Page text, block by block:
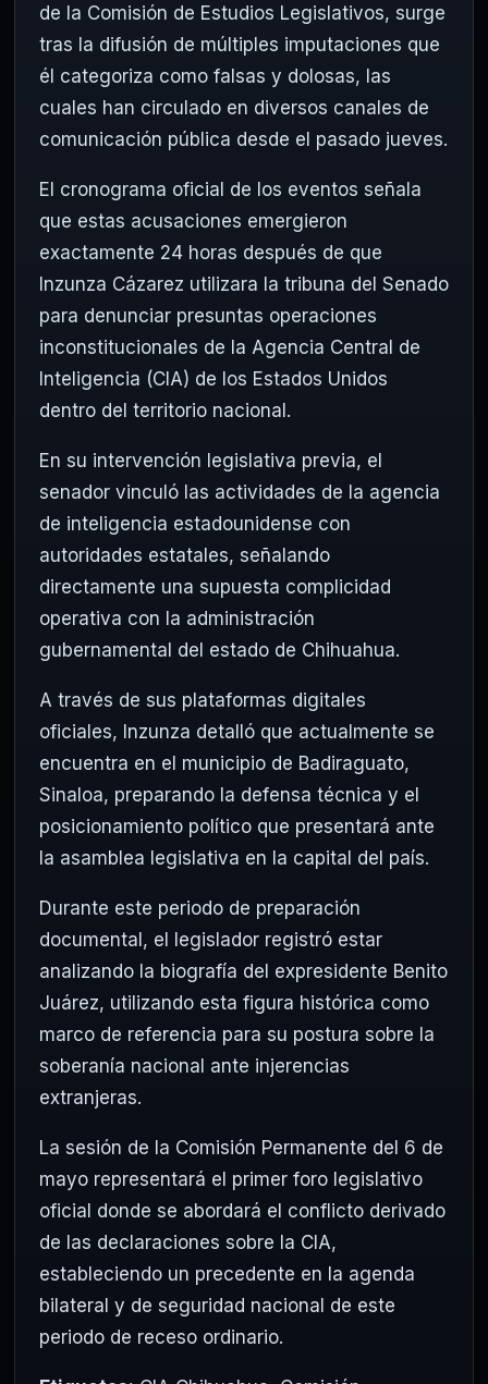
de la Comisión de Estudios Legislativos, surge
tras la difusión de múltiples imputaciones que
él categoriza como falsas y dolosas, las
cuales han circulado en diversos canales de
comunicación pública desde el pasado jueves.
El cronograma oficial de los eventos señala
que estas acusaciones emergieron
exactamente 24 horas después de que
Inzunza Cázarez utilizara la tribuna del Senado
para denunciar presuntas operaciones
inconstitucionales de la Agencia Central de
Inteligencia (CIA) de los Estados Unidos
dentro del territorio nacional.
En su intervención legislativa previa, el
senador vinculó las actividades de la agencia
de inteligencia estadounidense con
autoridades estatales, señalando
directamente una supuesta complicidad
operativa con la administración
gubernamental del estado de Chihuahua.
A través de sus plataformas digitales
oficiales, Inzunza detalló que actualmente se
encuentra en el municipio de Badiraguato,
Sinaloa, preparando la defensa técnica y el
posicionamiento político que presentará ante
la asamblea legislativa en la capital del país.
Durante este periodo de preparación
documental, el legislador registró estar
analizando la biografía del expresidente Benito
Juárez, utilizando esta figura histórica como
marco de referencia para su postura sobre la
soberanía nacional ante injerencias
extranjeras.
La sesión de la Comisión Permanente del 6 de
mayo representará el primer foro legislativo
oficial donde se abordará el conflicto derivado
de las declaraciones sobre la CIA,
estableciendo un precedente en la agenda
bilateral y de seguridad nacional de este
periodo de receso ordinario.